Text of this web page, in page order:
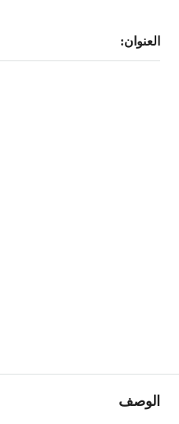
العنوان:
الوصف